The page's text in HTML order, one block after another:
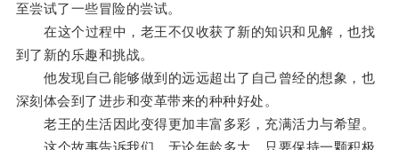
至尝试了一些冒险的尝试。
在这个过程中，老王不仅收获了新的知识和见解，也找
到了新的乐趣和挑战。
他发现自己能够做到的远远超出了自己曾经的想象，也
深刻体会到了进步和变革带来的种种好处。
老王的生活因此变得更加丰富多彩，充满活力与希望。